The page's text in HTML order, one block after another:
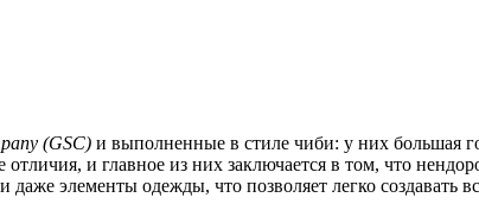
(GSC) и выполненные в стиле чиби: у них большая
и главное из них заключается в том, что
элементы одежды, что позволяет легко